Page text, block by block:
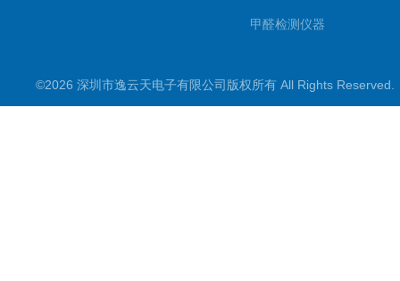
甲醛检测仪器
气体报警控制主机
©2026 深圳市逸云天电子有限公司版权所有 All Rights